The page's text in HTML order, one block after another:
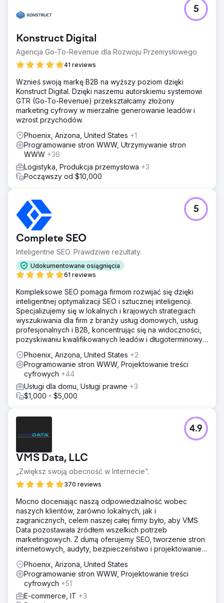
Konstruct Digital
Agencja Go-To-Revenue dla Rozwoju Przemysłowego
41 reviews
5
Wznieś swoją markę B2B na wyższy poziom dzięki
Konstruct Digital. Dzięki naszemu autorskiemu systemowi
GTR (Go-To-Revenue) przekształcamy złożony
marketing cyfrowy w mierzalne generowanie leadów i
wzrost przychodów.
Phoenix, Arizona, United States +1
Programowanie stron WWW, Utrzymywanie stron
WWW +36
Logistyka, Produkcja przemysłowa +3
Począwszy od $10,000
Complete SEO
Inteligentne SEO. Prawdziwe rezultaty.
Udokumentowane osiągnięcia
61 reviews
5
Kompleksowe SEO pomaga firmom rozwijać się dzięki
inteligentnej optymalizacji SEO i sztucznej inteligencji.
Specjalizujemy się w lokalnych i krajowych strategiach
wyszukiwania dla firm z branży usług domowych, usług
profesjonalnych i B2B, koncentrując się na widoczności,
pozyskiwaniu kwalifikowanych leadów i długoterminowym
Phoenix, Arizona, United States +2
Programowanie stron WWW, Projektowanie treści
cyfrowych +44
Usługi dla domu, Usługi prawne +3
$1,000 - $5,000
VMS Data, LLC
„Zwiększ swoją obecność w Internecie”.
370 reviews
4.9
Mocno doceniając naszą odpowiedzialność wobec
naszych klientów, zarówno lokalnych, jak i
zagranicznych, celem naszej całej firmy było, aby VMS
Data pozostawała źródłem wszelkich potrzeb
marketingowych. Z dumą oferujemy SEO, tworzenie stron
internetowych, audyty, bezpieczeństwo i projektowanie
Phoenix, Arizona, United States
Programowanie stron WWW, Projektowanie treści
cyfrowych +51
E-commerce, IT +3